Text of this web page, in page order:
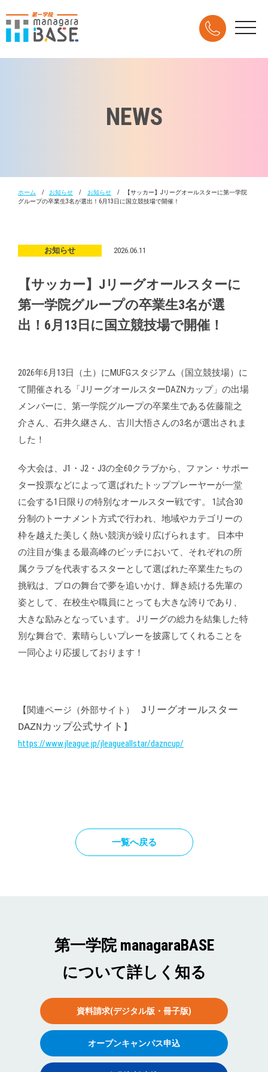
NEWS
ホーム お知らせ お知らせ
【サッカー】Jリーグオールスターに第一学院
グループの卒業生3名が選出！6月13日に国立競技場で開催！
お知らせ 2026.06.11
【サッカー】Jリーグオールスターに
第一学院グループの卒業生3名が選
出！6月13日に国立競技場で開催！
2026年6月13日（土）にMUFGスタジアム（国立競技場）に
て開催される「JリーグオールスターDAZNカップ」の出場
メンバーに、第一学院グループの卒業生である佐藤龍之
介さん、石井久継さん、古川大悟さんの3名が選出されま
した！
今大会は、J1・J2・J3の全60クラブから、ファン・サポー
ター投票などによって選ばれたトッププレーヤーが一堂
に会する1日限りの特別なオールスター戦です。 1試合30
分制のトーナメント方式で行われ、地域やカテゴリーの
枠を越えた美しく熱い競演が繰り広げられます。 日本中
の注目が集まる最高峰のピッチにおいて、それぞれの所
属クラブを代表するスターとして選ばれた卒業生たちの
挑戦は、プロの舞台で夢を追いかけ、輝き続ける先輩の
姿として、在校生や職員にとっても大きな誇りであり、
大きな励みとなっています。 Jリーグの総力を結集した特
別な舞台で、素晴らしいプレーを披露してくれることを
一同心より応援しております！
【関連ページ（外部サイト）
Jリーグオールスター
DAZNカップ公式サイト 】
https://www.jleague.jp/jleagueallstar/dazncup/
一覧へ戻る
第一学院 managaraBASE
について詳しく知る
資料請求(デジタル版・冊子版)
オープンキャンパス申込